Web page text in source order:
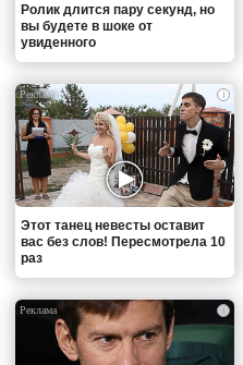
Ролик длится пару секунд, но
вы будете в шоке от
увиденного
i
Этот танец невесты оставит
вас без слов! Пересмотрела 10
раз
i